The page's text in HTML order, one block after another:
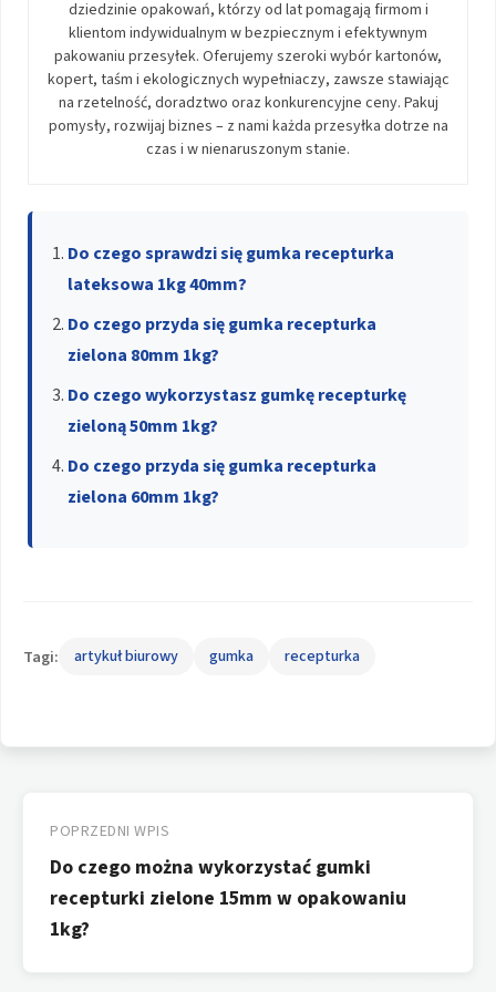
dziedzinie opakowań, którzy od lat pomagają firmom i
klientom indywidualnym w bezpiecznym i efektywnym
pakowaniu przesyłek. Oferujemy szeroki wybór kartonów,
kopert, taśm i ekologicznych wypełniaczy, zawsze stawiając
na rzetelność, doradztwo oraz konkurencyjne ceny. Pakuj
pomysły, rozwijaj biznes – z nami każda przesyłka dotrze na
czas i w nienaruszonym stanie.
Do czego sprawdzi się gumka recepturka
lateksowa 1kg 40mm?
Do czego przyda się gumka recepturka
zielona 80mm 1kg?
Do czego wykorzystasz gumkę recepturkę
zieloną 50mm 1kg?
Do czego przyda się gumka recepturka
zielona 60mm 1kg?
Tagi: artykuł biurowy gumka recepturka
wpisu
POPRZEDNI WPIS
Do czego można wykorzystać gumki
recepturki zielone 15mm w opakowaniu
1kg?